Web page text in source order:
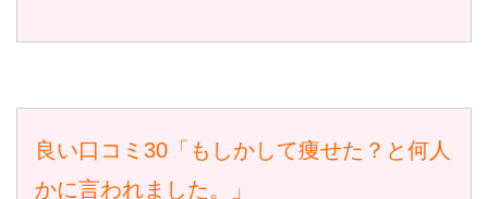
良い口コミ30「もしかして痩せた？と何人
かに言われました。」